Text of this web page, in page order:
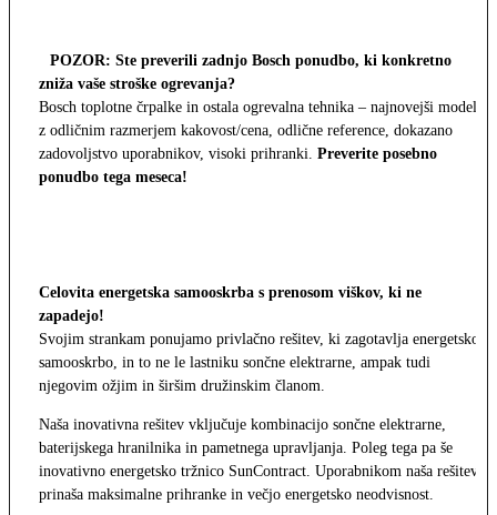
POZOR: Ste preverili zadnjo Bosch ponudbo, ki konkretno
zniža vaše stroške ogrevanja?
Bosch toplotne črpalke in ostala ogrevalna tehnika – najnovejši modeli
z odličnim razmerjem kakovost/cena, odlične reference, dokazano
zadovoljstvo uporabnikov, visoki prihranki. Preverite posebno
ponudbo tega meseca!
Celovita energetska samooskrba s prenosom viškov, ki ne
zapadejo!
Svojim strankam ponujamo privlačno rešitev, ki zagotavlja energetsko
samooskrbo, in to ne le lastniku sončne elektrarne, ampak tudi
njegovim ožjim in širšim družinskim članom.
Naša inovativna rešitev vključuje kombinacijo sončne elektrarne,
baterijskega hranilnika in pametnega upravljanja. Poleg tega pa še
inovativno energetsko tržnico SunContract. Uporabnikom naša rešitev
prinaša maksimalne prihranke in večjo energetsko neodvisnost.